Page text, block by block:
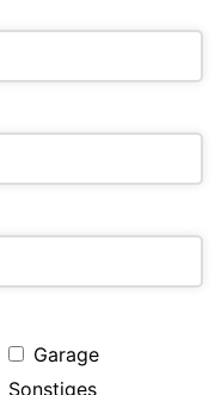
Garage
Sonstiges